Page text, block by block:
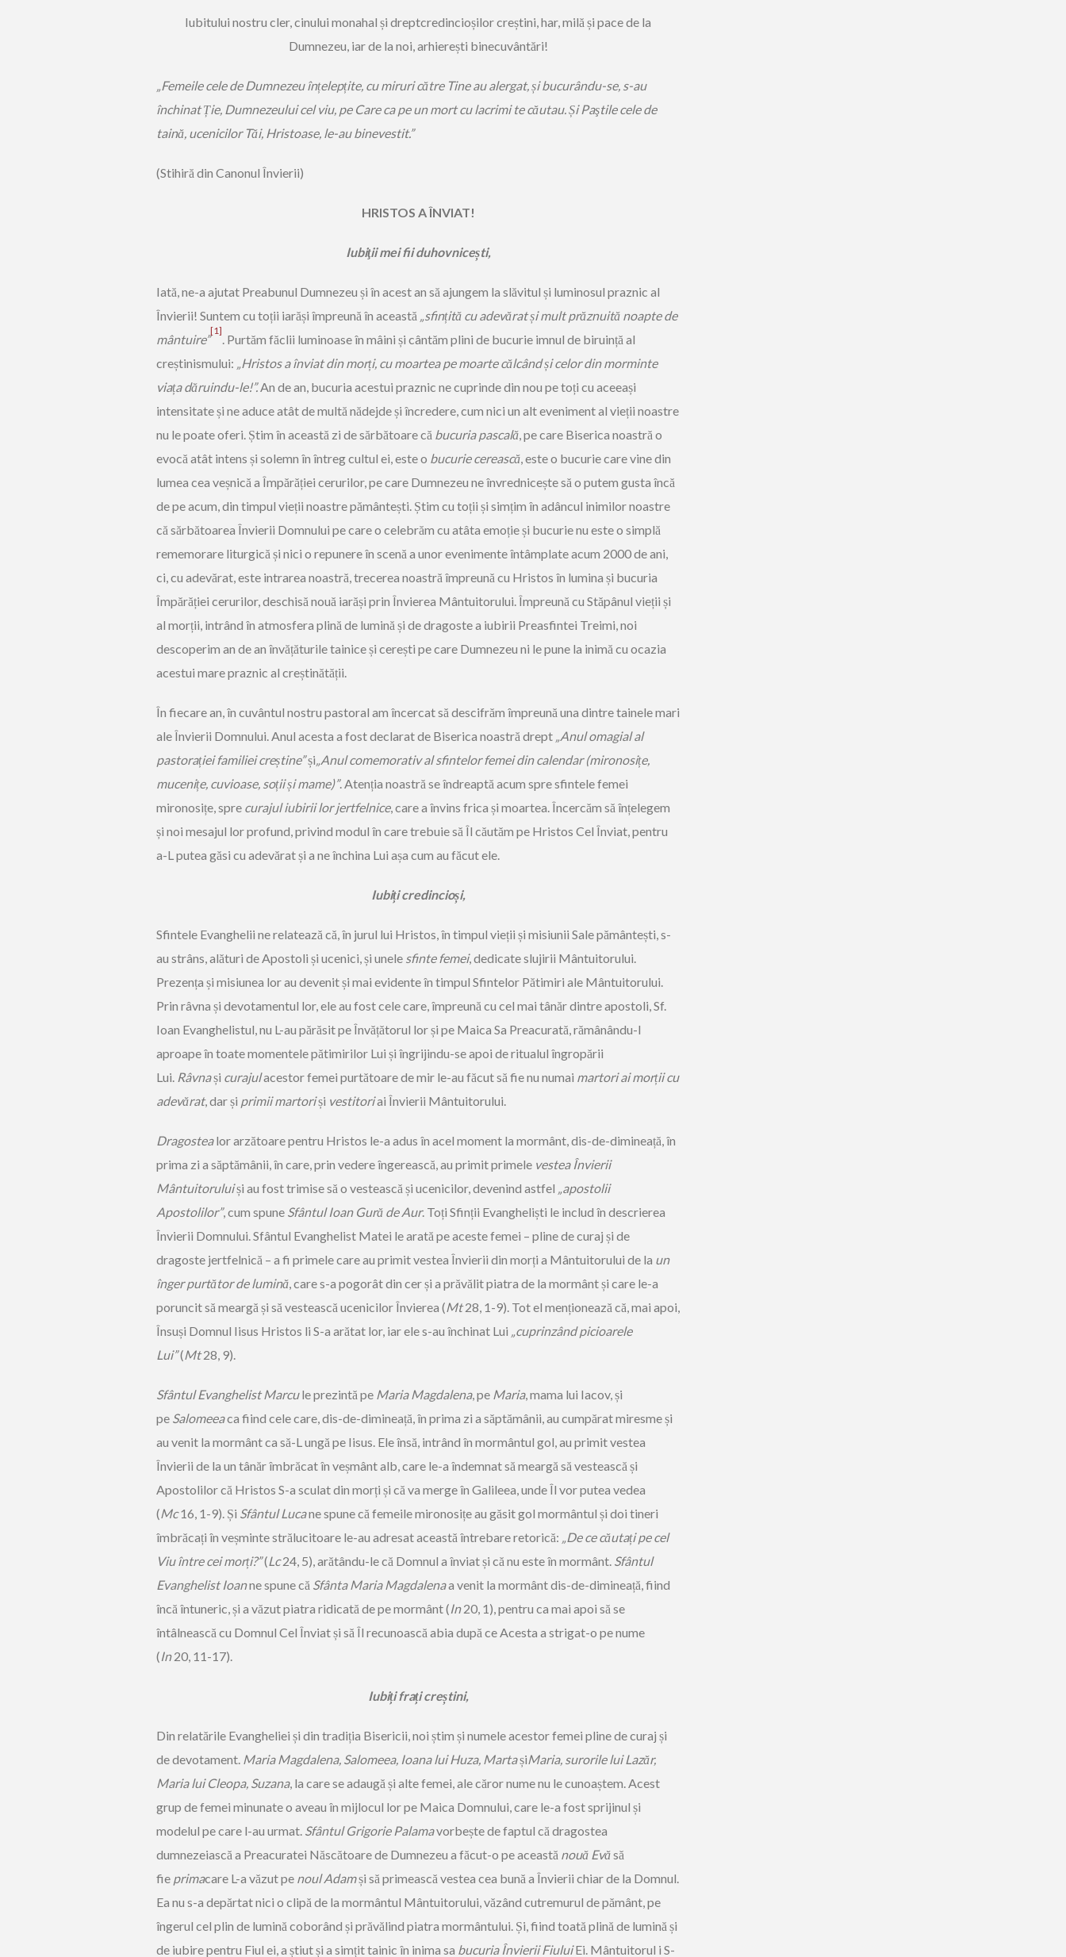
Iubitului nostru cler, cinului monahal și dreptcredincioșilor creștini, har, milă și pace de la
Dumnezeu, iar de la noi, arhierești binecuvântări!
„Femeile cele de Dumnezeu înțelepțite, cu miruri către Tine au alergat, și bucurându-se, s-au
închinat Ție, Dumnezeului cel viu, pe Care ca pe un mort cu lacrimi te căutau. Și Paştile cele de
taină, ucenicilor Tăi, Hristoase, le-au binevestit.”
(Stihiră din Canonul Învierii)
HRISTOS A ÎNVIAT!
Iubiţii mei fii duhovnicești,
Iată, ne-a ajutat Preabunul Dumnezeu și în acest an să ajungem la slăvitul și luminosul praznic al
Învierii! Suntem cu toții iarăși împreună în această
„sfințită cu adevărat și mult prăznuită noapte de
mântuire”
[1]
. Purtăm făclii luminoase în mâini și cântăm plini de bucurie imnul de biruință al
creștinismului:
„Hristos a înviat din morți, cu moartea pe moarte călcând și celor din morminte
viața dăruindu-le!”.An de an, bucuria acestui praznic ne cuprinde din nou pe toți cu aceeași
intensitate și ne aduce atât de multă nădejde și încredere, cum nici un alt eveniment al vieții noastre
nu le poate oferi. Știm în această zi de sărbătoare că bucuria pascală , pe care Biserica noastră o
evocă atât intens și solemn în întreg cultul ei, este o bucurie cerească , este o bucurie care vine din
lumea cea veșnică a Împărăției cerurilor, pe care Dumnezeu ne învrednicește să o putem gusta încă
de pe acum, din timpul vieții noastre pământești. Știm cu toții și simțim în adâncul inimilor noastre
că sărbătoarea Învierii Domnului pe care o celebrăm cu atâta emoție și bucurie nu este o simplă
rememorare liturgică și nici o repunere în scenă a unor evenimente întâmplate acum 2000 de ani,
ci, cu adevărat, este intrarea noastră, trecerea noastră împreună cu Hristos în lumina și bucuria
Împărăției cerurilor, deschisă nouă iarăși prin Învierea Mântuitorului. Împreună cu Stăpânul vieții și
al morții, intrând în atmosfera plină de lumină și de dragoste a iubirii Preasfintei Treimi, noi
descoperim an de an învățăturile tainice și cerești pe care Dumnezeu ni le pune la inimă cu ocazia
acestui mare praznic al creștinătății.
În fiecare an, în cuvântul nostru pastoral am încercat să descifrăm împreună una dintre tainele mari
ale Învierii Domnului. Anul acesta a fost declarat de Biserica noastră drept „Anul omagial al
pastorației familiei creștine”și „Anul comemorativ al sfintelor femei din calendar (mironosițe,
mucenițe, cuvioase, soții și mame)”. Atenția noastră se îndreaptă acum spre sfintele femei
mironosițe, spre curajul iubirii lor jertfelnice, care a învins frica și moartea. Încercăm să înțelegem
și noi mesajul lor profund, privind modul în care trebuie să Îl căutăm pe Hristos Cel Înviat, pentru
a-L putea găsi cu adevărat și a ne închina Lui așa cum au făcut ele.
Iubiți credincioși,
Sfintele Evanghelii ne relatează că, în jurul lui Hristos, în timpul vieții și misiunii Sale pământești, s-
au strâns, alături de Apostoli și ucenici, și unele sfinte femei, dedicate slujirii Mântuitorului.
Prezența și misiunea lor au devenit și mai evidente în timpul Sfintelor Pătimiri ale Mântuitorului.
Prin râvna și devotamentul lor, ele au fost cele care, împreună cu cel mai tânăr dintre apostoli, Sf.
Ioan Evanghelistul, nu L-au părăsit pe Învățătorul lor și pe Maica Sa Preacurată, rămânându-I
aproape în toate momentele pătimirilor Lui și îngrijindu-se apoi de ritualul îngropării
Lui. Râvnași curajulacestor femei purtătoare de mir le-au făcut să fie nu numai martori ai morții cu
adevărat, dar și primii martoriși vestitoriai Învierii Mântuitorului.
Dragostealor arzătoare pentru Hristos le-a adus în acel moment la mormânt, dis-de-dimineață, în
prima zi a săptămânii, în care, prin vedere îngerească, au primit primele vestea Învierii
Mântuitoruluiși au fost trimise să o vestească și ucenicilor, devenind astfel „apostolii
Apostolilor”, cum spune Sfântul Ioan Gură de Aur. Toți Sfinții Evangheliști le includ în descrierea
Învierii Domnului. Sfântul Evanghelist Matei le arată pe aceste femei – pline de curaj și de
dragoste jertfelnică – a fi primele care au primit vestea Învierii din morți a Mântuitorului de la un
înger purtător de lumină , care s-a pogorât din cer și a prăvălit piatra de la mormânt și care le-a
poruncit să meargă și să vestească ucenicilor Învierea (Mt28, 1-9). Tot el menționează că, mai apoi,
Însuși Domnul Iisus Hristos li S-a arătat lor, iar ele s-au închinat Lui „cuprinzând picioarele
Lui”(Mt28, 9).
Sfântul Evanghelist Marcule prezintă pe Maria Magdalena, pe Maria, mama lui Iacov, și
pe Salomeeaca fiind cele care, dis-de-dimineață, în prima zi a săptămânii, au cumpărat miresme și
au venit la mormânt ca să-L ungă pe Iisus. Ele însă, intrând în mormântul gol, au primit vestea
Învierii de la un tânăr îmbrăcat în veșmânt alb, care le-a îndemnat să meargă să vestească și
Apostolilor că Hristos S-a sculat din morți și că va merge în Galileea, unde Îl vor putea vedea
(Mc16, 1-9). Și Sfântul Lucane spune că femeile mironosițe au găsit gol mormântul și doi tineri
îmbrăcați în veșminte strălucitoare le-au adresat această întrebare retorică:
„De ce căutați pe cel
Viu între cei morți?”(Lc24, 5), arătându-le că Domnul a înviat și că nu este în mormânt. Sfântul
Evanghelist Ioanne spune că Sfânta Maria Magdalenaa venit la mormânt dis-de-dimineață, fiind
încă întuneric, și a văzut piatra ridicată de pe mormânt (In20, 1), pentru ca mai apoi să se
întâlnească cu Domnul Cel Înviat și să Îl recunoască abia după ce Acesta a strigat-o pe nume
(In20, 11-17).
Iubiți frați creștini,
Din relatările Evangheliei și din tradiția Bisericii, noi știm și numele acestor femei pline de curaj și
de devotament. Maria Magdalena, Salomeea, Ioana lui Huza, MartașiMaria, surorile lui Lazăr,
Maria lui Cleopa, Suzana, la care se adaugă și alte femei, ale căror nume nu le cunoaștem. Acest
grup de femei minunate o aveau în mijlocul lor pe Maica Domnului, care le-a fost sprijinul și
modelul pe care l-au urmat. Sfântul Grigorie Palamavorbește de faptul că dragostea
dumnezeiască a Preacuratei Născătoare de Dumnezeu a făcut-o pe această nouă Evăsă
fie primacare L-a văzut pe noul Adamși să primească vestea cea bună a Învierii chiar de la Domnul.
Ea nu s-a depărtat nici o clipă de la mormântul Mântuitorului, văzând cutremurul de pământ, pe
îngerul cel plin de lumină coborând și prăvălind piatra mormântului. Și, fiind toată plină de lumină și
de iubire pentru Fiul ei, a știut și a simțit tainic în inima sa bucuria Învierii FiuluiEi. Mântuitorul i S-